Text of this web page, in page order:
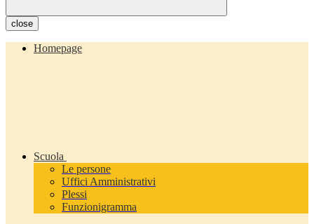
close
Homepage
Scuola
Le persone
Uffici Amministrativi
Plessi
Funzionigramma